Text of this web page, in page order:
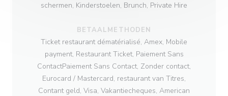
schermen, Kinderstoelen, Brunch, Private Hire
BETAALMETHODEN
Ticket restaurant dématérialisé, Amex, Mobile
payment, Restaurant Ticket, Paiement Sans
ContactPaiement Sans Contact, Zonder contact,
Eurocard / Mastercard, restaurant van Titres,
Contant geld, Visa, Vakantiecheques, American